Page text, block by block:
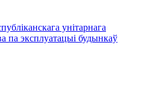
унітарнага
па эксплуатацыі будынкаў